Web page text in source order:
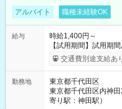
アルバイト 職種未経験OK
給与
時給1,400円～
【試用期間】試用期
給与は本採用時と同じ
交通費別途支給あ
勤務地
東京都千代田区
東京都千代田区内神
寄り駅：神田駅）